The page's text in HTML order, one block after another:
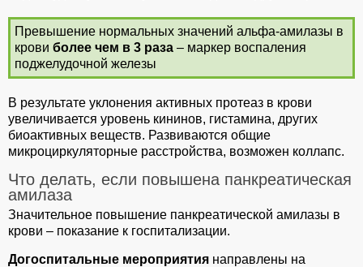
Превышение нормальных значений альфа-амилазы в
крови более чем в 3 раза – маркер воспаления
поджелудочной железы
В результате уклонения активных протеаз в крови
увеличивается уровень кининов, гистамина, других
биоактивных веществ. Развиваются общие
микроциркуляторные расстройства, возможен коллапс.
Что делать, если повышена панкреатическая
амилаза
Значительное повышение панкреатической амилазы в
крови – показание к госпитализации.
Догоспитальные мероприятия направлены на